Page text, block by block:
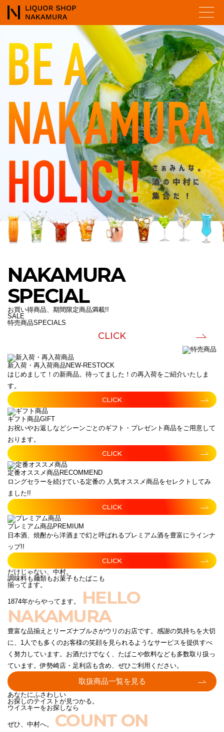
NAKAMURA
SPECIAL
お買い得商品、期間限定商品満載!!
SALE
特売商品SPECIALS
CLICK
新入荷・再入荷商品 NEW-RESTOCK
はじめまして！の新商品。待ってました！の再入荷をご紹介いたしま
す。
CLICK
ギフト商品GIFT
お祝いやお返しなどシーンごとのギフト・プレゼント商品をご用意して
おります。
CLICK
定番オススメ商品 RECOMMEND
ロングセラーを続けている定番の 人気オススメ商品をセレクトしてみ
ました!!
CLICK
プレミアム商品 PREMIUM
日本酒、焼酎から洋酒まで幻と呼ばれるプレミアム酒を豊富にラインナ
ップ!!
CLICK
だけじゃない、中村。
調味料も麺類もお菓子もたばこも
揃ってます。
1874年からやってます。
HELLO
NAKAMURA
豊富な品揃えとリーズナブルさがウリのお店です。感謝の気持ちを大切
に、1人でも多くのお客様の笑顔を見られるようなサービスを提供すべ
く努力しています。お酒だけでなく、たばこや飲料なども多数取り扱っ
ています。伊勢崎店・足利店も含め、ぜひご利用ください。
取扱商品一覧を見る
あなたにふさわしい
お探しのテイストが見つかる。
ウイスキーをお探しなら
ぜひ、中村へ。 COUNT ON